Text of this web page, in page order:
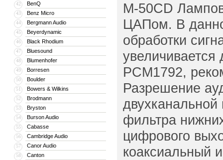
42 BenQ
43 Benz Micro
44 Bergmann Audio
45 Beyerdynamic
46 Black Rhodium
47 Bluesound
48 Blumenhofer
49 Borresen
50 Boulder
51 Bowers & Wilkins
52 Brodmann
53 Bryston
54 Burson Audio
55 Cabasse
56 Cambridge Audio
57 Canor Audio
58 Canton
M-50CD
ЦАПом. В
обработки
увеличивается
PCM1792,
Разрешение
фильтра
цифрового
коаксиальный